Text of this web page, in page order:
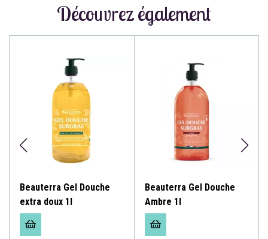
Découvrez également
Beauterra Gel Douche
extra doux 1l
Beauterra Gel Douche
Ambre 1l